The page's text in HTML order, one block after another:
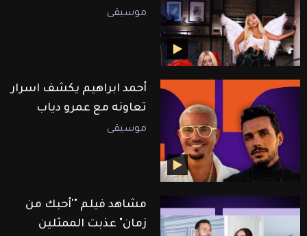
موسيقى
أحمد ابراهيم يكشف اسرار
تعاونه مع عمرو دياب
موسيقى
مشاهد فيلم "'أحبك من
زمان" عذبت الممثلين